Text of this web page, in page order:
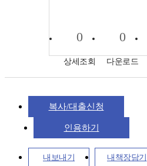
0
상세조회
0
다운로드
복사/대출신청
인용하기
내보내기 내책장담기